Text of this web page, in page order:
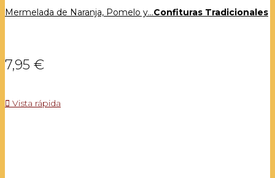
Mermelada de Naranja, Pomelo y...Confituras Tradicionales
7,95 €
 Vista rápida